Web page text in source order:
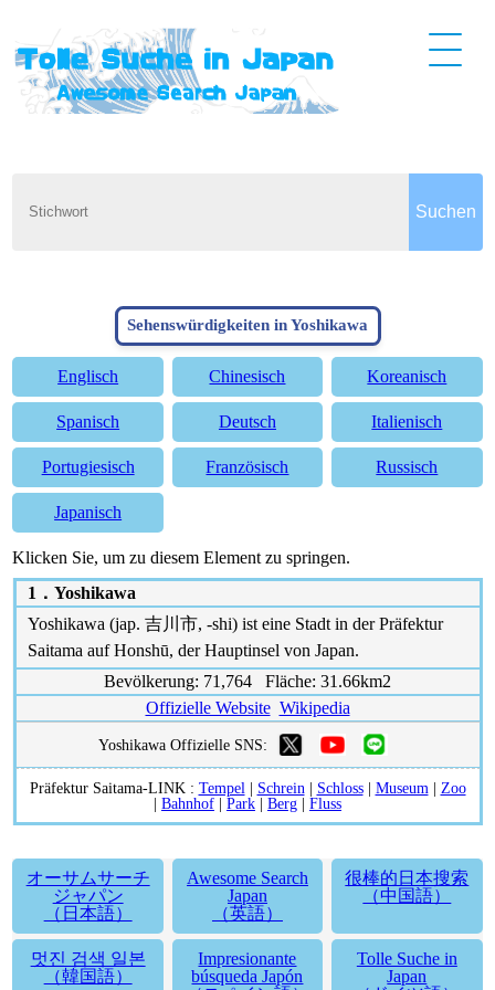
Sehenswürdigkeiten in Yoshikawa
Englisch Chinesisch Koreanisch
Spanisch Deutsch Italienisch
Portugiesisch Französisch Russisch
Japanisch
Klicken Sie, um zu diesem Element zu springen.
1． Yoshikawa
Yoshikawa (jap. 吉川市, -shi) ist eine Stadt in der Präfektur
Saitama auf Honshū, der Hauptinsel von Japan.
Bevölkerung: 71,764 Fläche: 31.66km2
Offizielle Website Wikipedia
Yoshikawa Offizielle SNS:
Präfektur Saitama-LINK : Tempel | Schrein | Schloss| Museum | Zoo
| Bahnhof | Park | Berg | Fluss
オーサムサーチ
ジャパン
（日本語）
Awesome Search
Japan
（英語）
很棒的日本搜索
（中国語）
멋진 검색 일본
（韓国語）
Impresionante
búsqueda Japón
Tolle Suche in
Japan